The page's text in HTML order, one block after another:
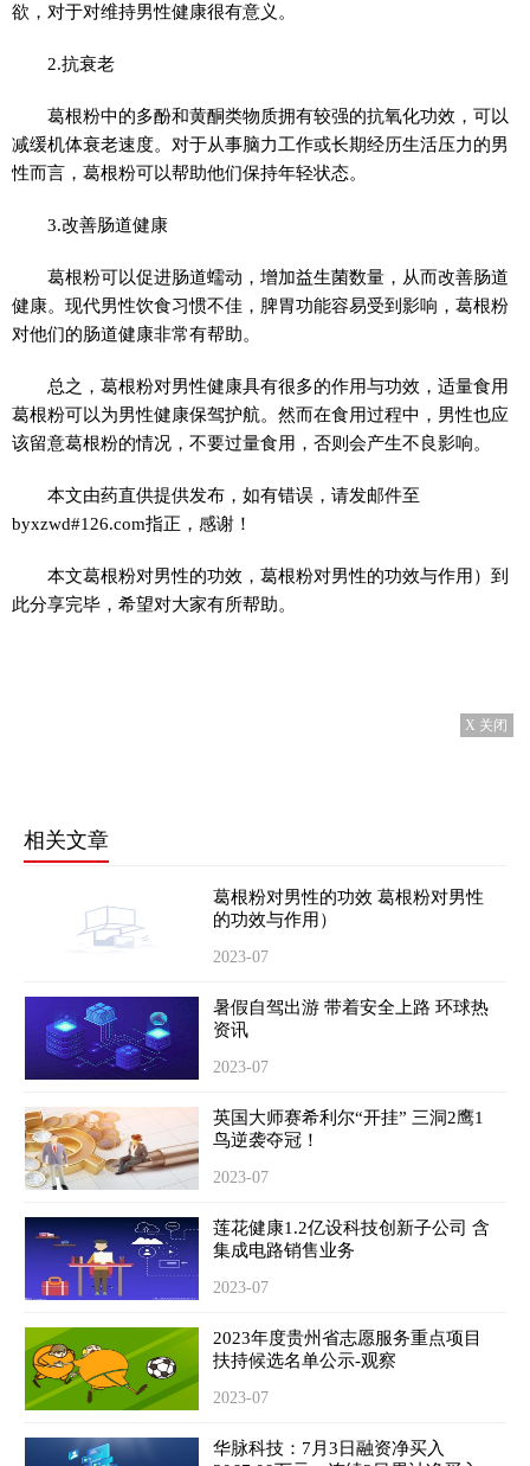
欲，对于对维持男性健康很有意义。
2.抗衰老
葛根粉中的多酚和黄酮类物质拥有较强的抗氧化功效，可以
减缓机体衰老速度。对于从事脑力工作或长期经历生活压力的男
性而言，葛根粉可以帮助他们保持年轻状态。
3.改善肠道健康
葛根粉可以促进肠道蠕动，增加益生菌数量，从而改善肠道
健康。现代男性饮食习惯不佳，脾胃功能容易受到影响，葛根粉
对他们的肠道健康非常有帮助。
总之，葛根粉对男性健康具有很多的作用与功效，适量食用
葛根粉可以为男性健康保驾护航。然而在食用过程中，男性也应
该留意葛根粉的情况，不要过量食用，否则会产生不良影响。
本文由药直供提供发布，如有错误，请发邮件至
byxzwd#126.com指正，感谢！
本文葛根粉对男性的功效，葛根粉对男性的功效与作用）到
此分享完毕，希望对大家有所帮助。
X 关闭
相关文章
葛根粉对男性的功效 葛根粉对男性
的功效与作用）
2023-07
暑假自驾出游 带着安全上路 环球热
资讯
2023-07
英国大师赛希利尔“开挂” 三洞2鹰1
鸟逆袭夺冠！
2023-07
莲花健康1.2亿设科技创新子公司 含
集成电路销售业务
2023-07
2023年度贵州省志愿服务重点项目
扶持候选名单公示-观察
2023-07
华脉科技：7月3日融资净买入